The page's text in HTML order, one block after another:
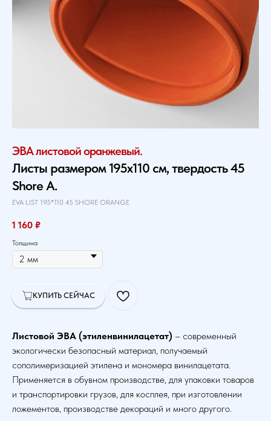
ЭВА листовой оранжевый.
Листы размером 195х110 см, твердость 45
Shore A.
EVA LIST 195*110 45 SHORE ORANGE
1 160 ₽
Толщина
КУПИТЬ СЕЙЧАС
Листовой ЭВА (этиленвинилацетат) – современный
экологически безопасный материал, получаемый
сополимеризацией этилена и мономера винилацетата.
Применяется в обувном производстве, для упаковки товаров
и транспортировки грузов, для косплея, при изготовлении
ложементов, производстве декораций и много другого.